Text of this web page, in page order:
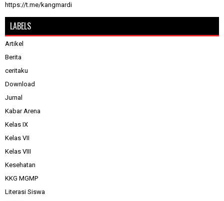
https://t.me/kangmardi
LABELS
Artikel
Berita
ceritaku
Download
Jurnal
Kabar Arena
Kelas IX
Kelas VII
Kelas VIII
Kesehatan
KKG MGMP
Literasi Siswa